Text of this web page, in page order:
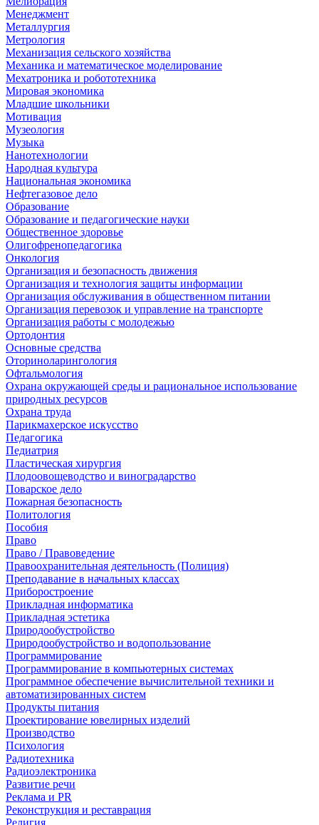
Менеджмент
Металлургия
Метрология
Механизация сельского хозяйства
Механика и математическое моделирование
Мехатроника и робототехника
Мировая экономика
Младшие школьники
Мотивация
Музеология
Музыка
Нанотехнологии
Народная культура
Национальная экономика
Нефтегазовое дело
Образование
Образование и педагогические науки
Общественное здоровье
Олигофренопедагогика
Онкология
Организация и безопасность движения
Организация и технология защиты информации
Организация обслуживания в общественном питании
Организация перевозок и управление на транспорте
Организация работы с молодежью
Ортодонтия
Основные средства
Оториноларингология
Офтальмология
Охрана окружающей среды и рациональное использование
природных ресурсов
Охрана труда
Парикмахерское искусство
Педагогика
Педиатрия
Пластическая хирургия
Плодоовощеводство и виноградарство
Поварское дело
Пожарная безопасность
Политология
Пособия
Право
Право / Правоведение
Правоохранительная деятельность (Полиция)
Преподавание в начальных классах
Приборостроение
Прикладная информатика
Прикладная эстетика
Природообустройство
Природообустройство и водопользование
Программирование
Программирование в компьютерных системах
Программное обеспечение вычислительной техники и
автоматизированных систем
Продукты питания
Проектирование ювелирных изделий
Производство
Психология
Радиотехника
Радиоэлектроника
Развитие речи
Реклама и PR
Реконструкция и реставрация
Религия